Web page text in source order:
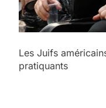
Les Juifs
pratiquants